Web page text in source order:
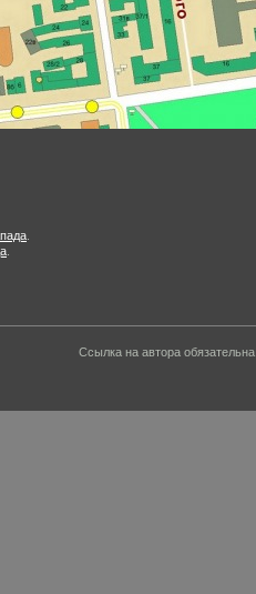
Ссылка на автора обязательна.